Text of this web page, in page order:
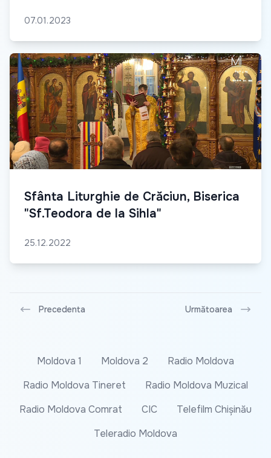
07.01.2023
Sfânta Liturghie de Crăciun, Biserica
"Sf.Teodora de la Sihla"
25.12.2022
Precedenta Următoarea
Moldova 1 Moldova 2
Radio Moldova
Radio Moldova Tineret
Radio Moldova Muzical
Radio Moldova Comrat
CIC
Telefilm Chișinău
Teleradio Moldova